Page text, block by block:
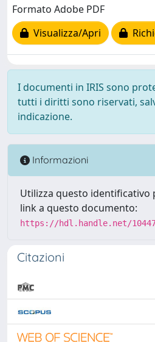
Formato Adobe PDF
Visualizza/Apri
I documenti in IRIS sono
tutti i diritti sono riservati,
indicazione.
Informazioni
Utilizza questo identificativo
link a questo documento:
https://hdl.handle.net/
Citazioni